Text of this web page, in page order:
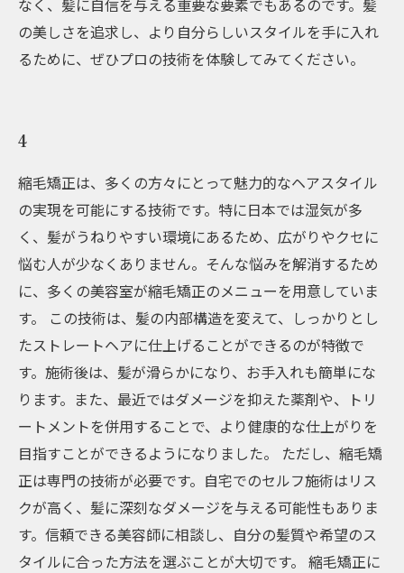
なく、髪に自信を与える重要な要素でもあるのです。髪
の美しさを追求し、より自分らしいスタイルを手に入れ
るために、ぜひプロの技術を体験してみてください。
4
縮毛矯正は、多くの方々にとって魅力的なヘアスタイル
の実現を可能にする技術です。特に日本では湿気が多
く、髪がうねりやすい環境にあるため、広がりやクセに
悩む人が少なくありません。そんな悩みを解消するため
に、多くの美容室が縮毛矯正のメニューを用意していま
す。 この技術は、髪の内部構造を変えて、しっかりとし
たストレートヘアに仕上げることができるのが特徴で
す。施術後は、髪が滑らかになり、お手入れも簡単にな
ります。また、最近ではダメージを抑えた薬剤や、トリ
ートメントを併用することで、より健康的な仕上がりを
目指すことができるようになりました。 ただし、縮毛矯
正は専門の技術が必要です。自宅でのセルフ施術はリス
クが高く、髪に深刻なダメージを与える可能性もありま
す。信頼できる美容師に相談し、自分の髪質や希望のス
タイルに合った方法を選ぶことが大切です。 縮毛矯正に